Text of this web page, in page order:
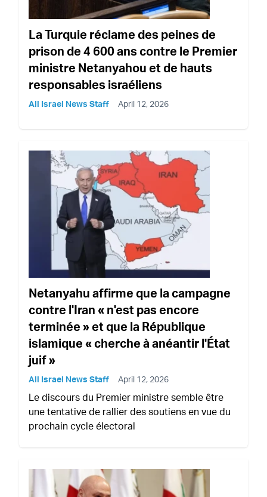
La Turquie réclame des peines de
prison de 4 600 ans contre le Premier
ministre Netanyahou et de hauts
responsables israéliens
All Israel News Staff April 12, 2026
Netanyahu affirme que la campagne
contre l'Iran « n'est pas encore
terminée » et que la République
islamique « cherche à anéantir l'État
juif »
All Israel News Staff April 12, 2026
Le discours du Premier ministre semble être
une tentative de rallier des soutiens en vue du
prochain cycle électoral